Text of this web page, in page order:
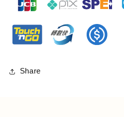
Share